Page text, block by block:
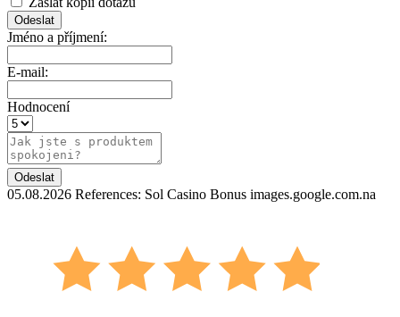
Jméno a příjmení:
E-mail:
Hodnocení
05.08.2026 References: Sol Casino Bonus images.google.com.na